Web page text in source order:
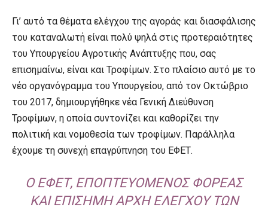
Γι’ αυτό τα θέματα ελέγχου της αγοράς και διασφάλισης
του καταναλωτή είναι πολύ ψηλά στις προτεραιότητες
του Υπουργείου Αγροτικής Ανάπτυξης που, σας
επισημαίνω, είναι και Τροφίμων. Στο πλαίσιο αυτό με το
νέο οργανόγραμμα του Υπουργείου, από τον Οκτώβριο
του 2017, δημιουργήθηκε νέα Γενική Διεύθυνση
Τροφίμων, η οποία συντονίζει και καθορίζει την
πολιτική και νομοθεσία των τροφίμων. Παράλληλα
έχουμε τη συνεχή επαγρύπνηση του ΕΦΕΤ.
Ο ΕΦΕΤ, ΕΠΟΠΤΕΥΌΜΕΝΟΣ ΦΟΡΈΑΣ
ΚΑΙ ΕΠΊΣΗΜΗ ΑΡΧΉ ΕΛΈΓΧΟΥ ΤΩΝ